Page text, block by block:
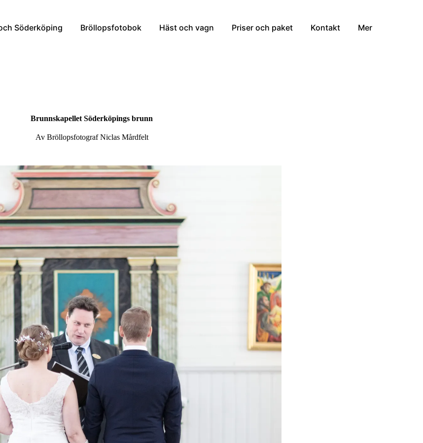
Söderköping Bröllopsfotobok Häst och vagn Priser och paket Kontakt Mer
Brunnskapellet Söderköpings brunn
Av Bröllopsfotograf Niclas Mårdfelt